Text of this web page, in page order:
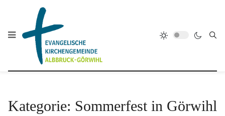
Kategorie: Sommerfest in Görwihl